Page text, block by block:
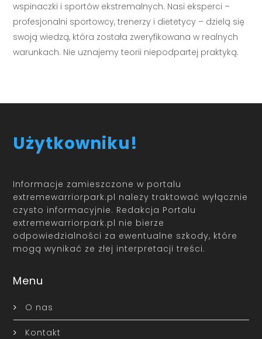
wspinaczki i sportów ekstremalnych. Nasi eksperci –
profesjonalni sportowcy, trenerzy i dietetycy – dzielą się
swoją wiedzą, która została zweryfikowana w realnych
warunkach. Nie uznajemy teorii niepodpartej praktyką.
Użytkowniku!
Informacje zamieszczone w portalu
extremewarriorpark.pl należy traktować wyłącznie
czysto informacyjnie. Redakcja Portalu
extremewarriorpark.pl nie bierze
odpowiedzialności za ewentualne szkody, które
mogą wynikać ze złej interpretacji treści.
Menu
O nas
Kontakt